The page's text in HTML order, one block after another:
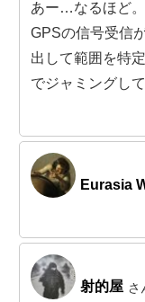
あー…なるほど。
GPSの信号受信
出して範囲を特
でジャミングして
Eurasia
射的屋 さ